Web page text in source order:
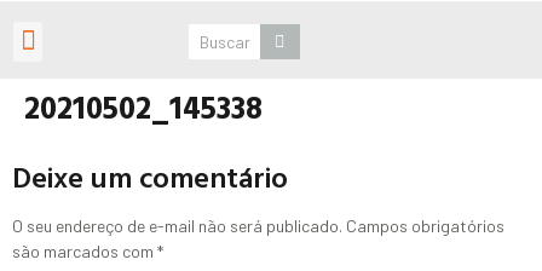
20210502_145338
Deixe um comentário
O seu endereço de e-mail não será publicado. Campos obrigatórios
são marcados com *